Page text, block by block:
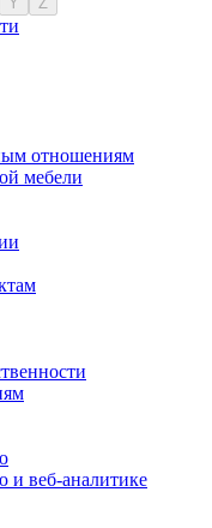
отношениям
мебели
и веб-аналитике